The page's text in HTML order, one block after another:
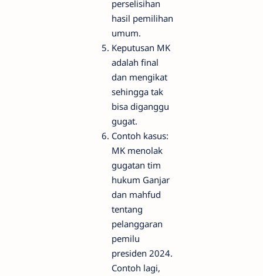
perselisihan
hasil pemilihan
umum.
Keputusan MK
adalah final
dan mengikat
sehingga tak
bisa diganggu
gugat.
Contoh kasus:
MK menolak
gugatan tim
hukum Ganjar
dan mahfud
tentang
pelanggaran
pemilu
presiden 2024.
Contoh lagi,